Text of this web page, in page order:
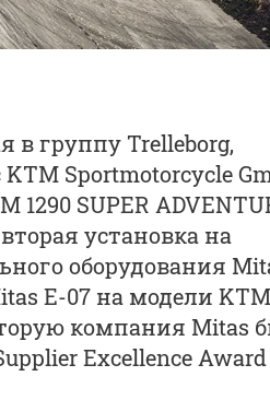
в группу Trelleborg,
Sportmotorcycle
1290 SUPER
установка на
оборудования
E-07 на модели
компания Mitas
Excellence Award